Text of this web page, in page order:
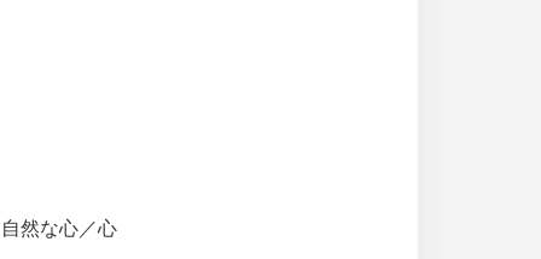
然な心／心